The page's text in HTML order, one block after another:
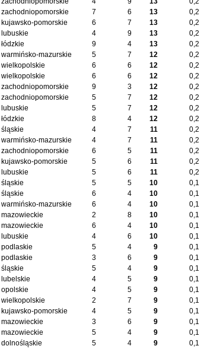
zachodniopomorskie 7 6 13 0,2
kujawsko-pomorskie 6 7 13 0,2
lubuskie 4 9 13 0,2
łódzkie 9 4 13 0,2
warmińsko-mazurskie 5 7 12 0,2
wielkopolskie 6 6 12 0,2
wielkopolskie 6 6 12 0,2
zachodniopomorskie 9 3 12 0,2
zachodniopomorskie 5 7 12 0,2
lubuskie 5 7 12 0,2
łódzkie 8 4 12 0,2
śląskie 4 7 11 0,2
warmińsko-mazurskie 4 7 11 0,2
zachodniopomorskie 6 5 11 0,2
kujawsko-pomorskie 5 6 11 0,2
lubuskie 5 6 11 0,2
śląskie 5 5 10 0,1
śląskie 6 4 10 0,1
warmińsko-mazurskie 6 4 10 0,1
mazowieckie 2 8 10 0,1
mazowieckie 6 4 10 0,1
lubuskie 4 6 10 0,1
podlaskie 5 4 9 0,1
podlaskie 3 6 9 0,1
śląskie 5 4 9 0,1
lubelskie 4 5 9 0,1
opolskie 4 5 9 0,1
wielkopolskie 2 7 9 0,1
kujawsko-pomorskie 4 5 9 0,1
mazowieckie 3 6 9 0,1
mazowieckie 5 4 9 0,1
dolnośląskie 5 4 9 0,1